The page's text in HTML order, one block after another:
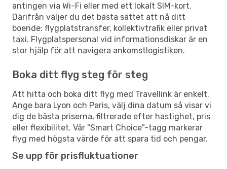
antingen via Wi-Fi eller med ett lokalt SIM-kort.
Därifrån väljer du det bästa sättet att nå ditt
boende: flygplatstransfer, kollektivtrafik eller privat
taxi. Flygplatspersonal vid informationsdiskar är en
stor hjälp för att navigera ankomstlogistiken.
Boka ditt flyg steg för steg
Att hitta och boka ditt flyg med Travellink är enkelt.
Ange bara Lyon och Paris, välj dina datum så visar vi
dig de bästa priserna, filtrerade efter hastighet, pris
eller flexibilitet. Vår "Smart Choice"-tagg markerar
flyg med högsta värde för att spara tid och pengar.
Se upp för prisfluktuationer